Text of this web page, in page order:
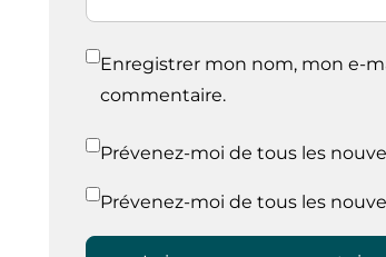
Enregistrer mon nom, mon e-
commentaire.
Prévenez-moi de tous les
Prévenez-moi de tous les